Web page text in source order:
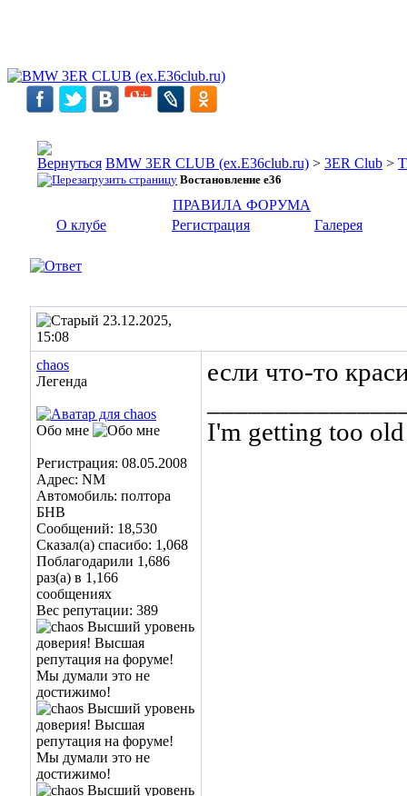
BMW 3ER CLUB (ex.E36club.ru) > 3ER Club >
Востановление e36
ПРАВИЛА ФОРУМА
О клубе
Регистрация Галерея
23.12.2025,
15:08
chaos
Легенда
Обо мне
Регистрация: 08.05.2008
Адрес: NM
Автомобиль: полтора
БНВ
Сообщений: 18,530
Сказал(а) спасибо: 1,068
Поблагодарили 1,686
раз(а) в 1,166
сообщениях
Вес репутации: 389
если что-то
I'm getting too